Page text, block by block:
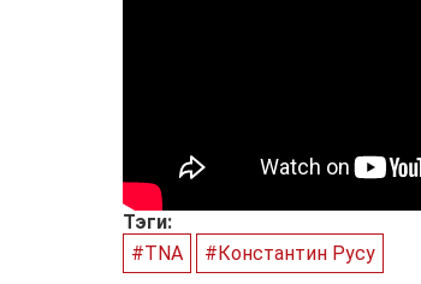
Тэги:
#TNA
#Константин Русу